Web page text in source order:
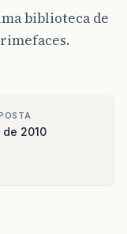
biblioteca de
2010